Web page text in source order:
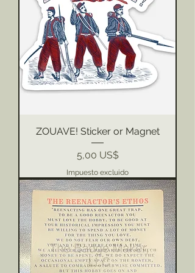
ZOUAVE! Sticker or Magnet
Precio
5,00 US$
Impuesto excluido